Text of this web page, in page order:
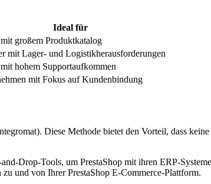
Ideal für
großem Produktkatalog
mit Lager- und Logistikherausforderungen
hohem Supportaufkommen
mit Fokus auf Kundenbindung
Diese Methode bietet den Vorteil, dass
Drop-Tools, um PrestaShop mit ihren ERP-
und von Ihrer PrestaShop E-Commerce-Plattform.